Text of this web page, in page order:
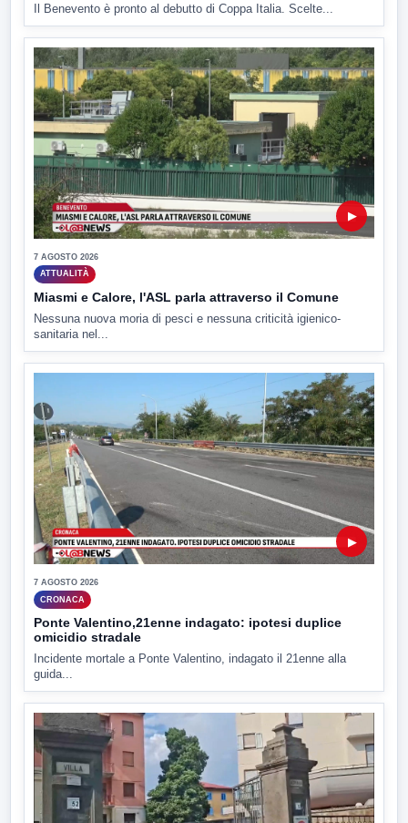
Il Benevento è pronto al debutto di Coppa Italia. Scelte...
▶
7 AGOSTO 2026
ATTUALITÀ
Miasmi e Calore, l'ASL parla attraverso il Comune
Nessuna nuova moria di pesci e nessuna criticità igienico-
sanitaria nel...
▶
7 AGOSTO 2026
CRONACA
Ponte Valentino,21enne indagato: ipotesi duplice
omicidio stradale
Incidente mortale a Ponte Valentino, indagato il 21enne alla
guida...